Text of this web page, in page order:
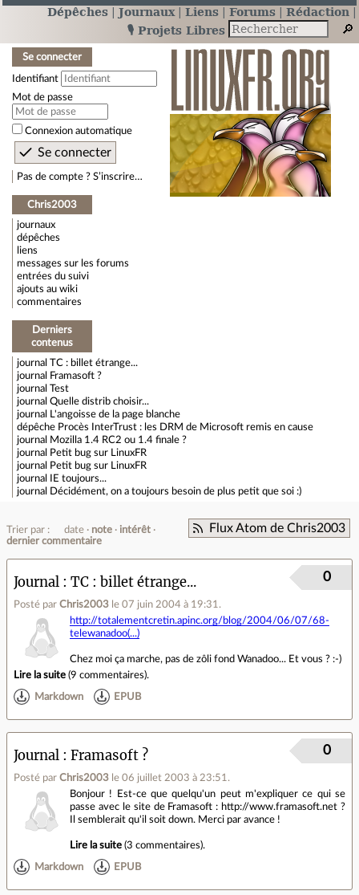
Dépêches Journaux Liens Forums
Rédaction
🎙️ Projets Libres
Se connecter
Identifiant
Mot de passe
Connexion automatique
Pas de compte ? S’inscrire…
Chris2003
journaux
dépêches
liens
messages sur les forums
entrées du suivi
ajouts au wiki
commentaires
Derniers
contenus
journal TC : billet étrange...
journal
Framasoft ?
journal Test
journal Quelle distrib choisir...
journal
L'angoisse de la page blanche
dépêche Procès InterTrust : les DRM de Microsoft remis en cause
journal
Mozilla 1.4 RC2 ou 1.4 finale ?
journal
Petit bug sur LinuxFR
journal
Petit bug sur LinuxFR
journal
IE toujours...
journal
Décidément, on a toujours besoin de plus petit que soi :)
Flux Atom de Chris2003
Trier par : date note
intérêt
dernier commentaire
Journal TC : billet étrange...
Posté par Chris2003 le 07 juin 2004 à 19:31 .
0
http://totalementcretin.apinc.org/blog/2004/06/07/68-
telewanadoo(...)
Chez moi ça marche, pas de zôli fond Wanadoo... Et vous ? :-)
Lire la suite (9 commentaires).
Markdown EPUB
Journal Framasoft ?
Posté par Chris2003 le 06 juillet 2003 à 23:51 .
0
Bonjour ! Est-ce que quelqu'un peut m'expliquer ce qui se
passe avec le site de Framasoft : http://www.framasoft.net ?
Il semblerait qu'il soit down. Merci par avance !
Lire la suite (3 commentaires).
Markdown EPUB